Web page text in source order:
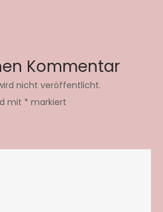
Kommentar
nicht veröffentlicht.
mit * markiert